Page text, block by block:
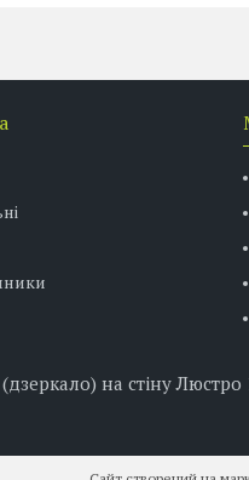
на стіну Люстро